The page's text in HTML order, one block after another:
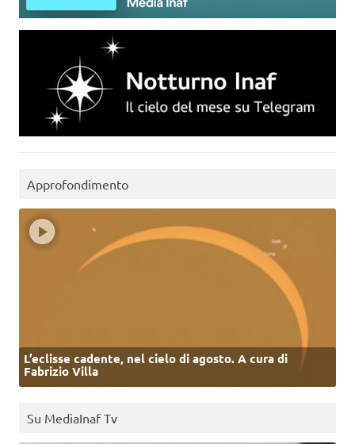
Approfondimento
L’eclisse cadente, nel cielo di agosto. A cura di
Fabrizio Villa
Su MediaInaf Tv